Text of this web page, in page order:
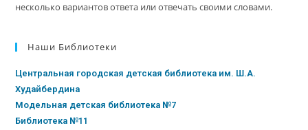
несколько вариантов ответа или отвечать своими словами.
Наши Библиотеки
Центральная городская детская библиотека им. Ш.А.
Худайбердина
Модельная детская библиотека №7
Библиотека №11